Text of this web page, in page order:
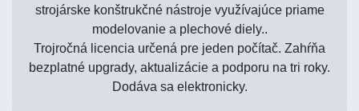
strojárske konštrukčné nástroje využívajúce priame
modelovanie a plechové diely..
Trojročná licencia určená pre jeden počítač. Zahŕňa
bezplatné upgrady, aktualizácie a podporu na tri roky.
Dodáva sa elektronicky.